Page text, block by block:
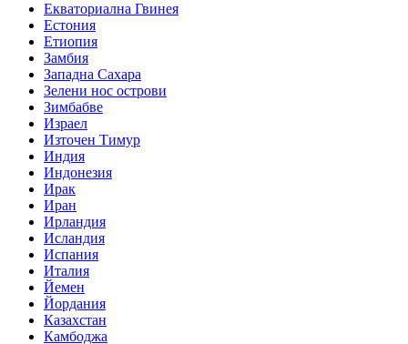
Екваториална Гвинея
Естония
Етиопия
Замбия
Западна Сахара
Зелени нос острови
Зимбабве
Израел
Източен Тимур
Индия
Индонезия
Ирак
Иран
Ирландия
Исландия
Испания
Италия
Йемен
Йордания
Казахстан
Камбоджа